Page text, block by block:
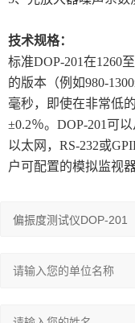
技术规格：
标准DOP-201在1260
的版本（例如980-
毫秒，即使在非常低
±0.2％。DOP-201可
以太网，RS-232或
户可配置的模拟监视